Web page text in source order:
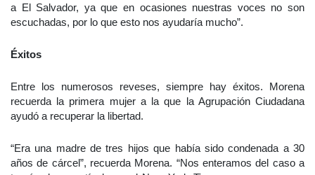
a El Salvador, ya que en ocasiones nuestras voces no son
escuchadas, por lo que esto nos ayudaría mucho”.
Éxitos
Entre los numerosos reveses, siempre hay éxitos. Morena
recuerda la primera mujer a la que la Agrupación Ciudadana
ayudó a recuperar la libertad.
“Era una madre de tres hijos que había sido condenada a 30
años de cárcel”, recuerda Morena. “Nos enteramos del caso a